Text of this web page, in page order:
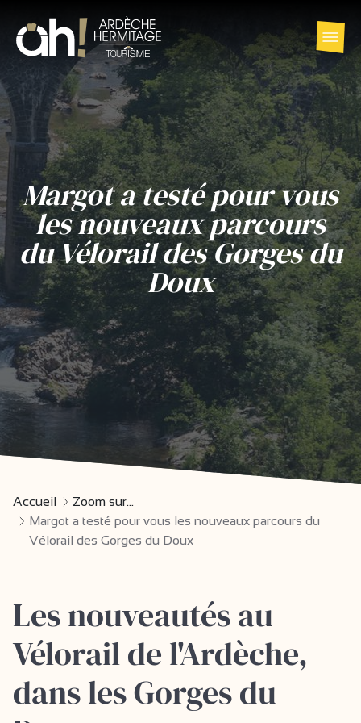
Margot a testé pour vous
les nouveaux parcours
du Vélorail des Gorges du
Doux
Accueil
Zoom sur...
Margot a testé pour vous les nouveaux parcours du
Vélorail des Gorges du Doux
Les nouveautés au
Vélorail de l'Ardèche,
dans les Gorges du